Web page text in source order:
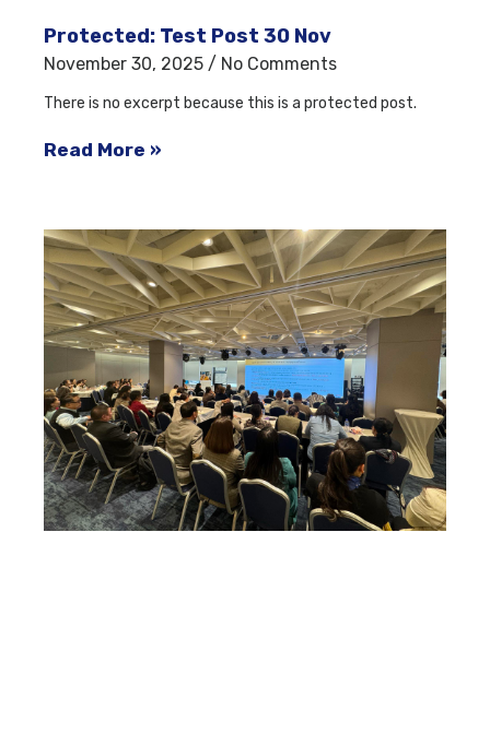
Protected: Test Post 30 Nov
November 30, 2025 No Comments
There is no excerpt because this is a protected post.
Read More »